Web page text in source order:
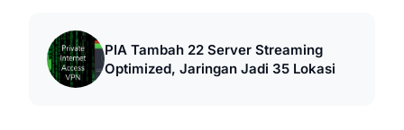
PIA Tambah 22 Server Streaming
Optimized, Jaringan Jadi 35 Lokasi